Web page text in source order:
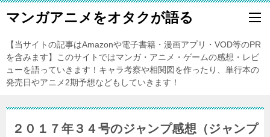
マンガアニメをオタクが語る
【当サイトの記事はAmazonや電子書籍・漫画アプリ・VOD等のPR
を含みます】このサイトではマンガ・アニメ・ゲームの感想・レビ
ューを語っていきます！キャラ考察や相関図を作ったり、単行本の
発売日やアニメ2期予想などもしていきます！
２０１７年３４号のジャンプ感想（ジャンプ